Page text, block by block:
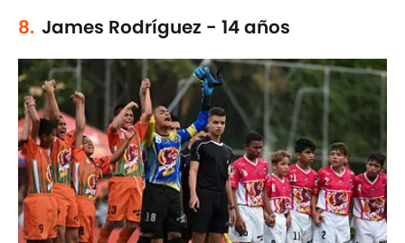
8. James Rodríguez - 14 años